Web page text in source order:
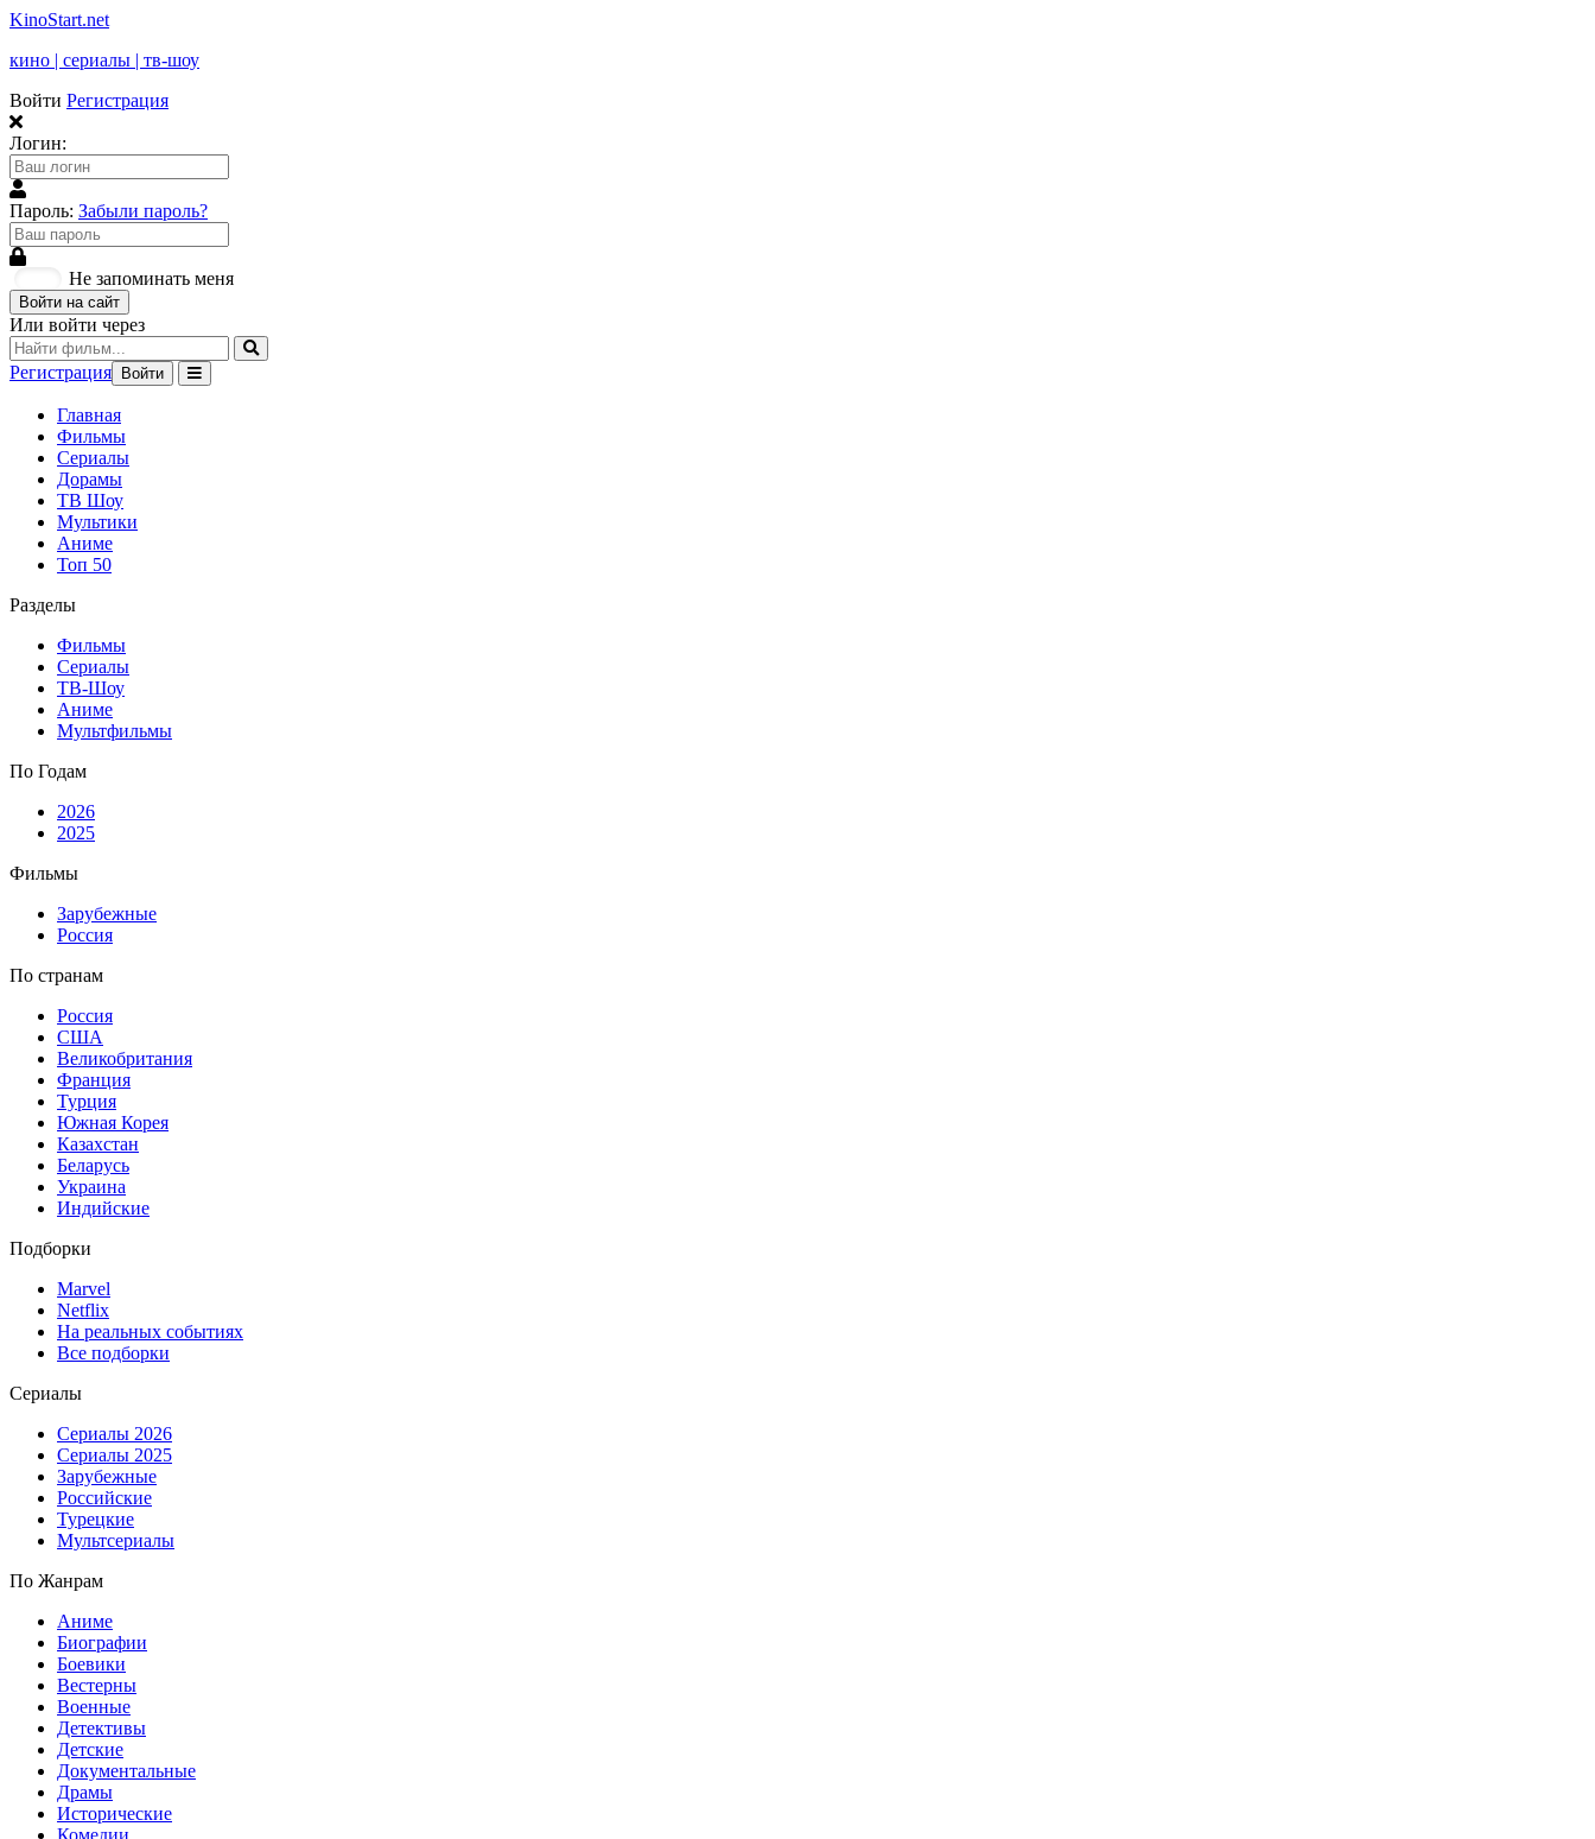
KinoStart.net
кино | сериалы | тв-шоу
Войти Регистрация
Логин:
Пароль: Забыли пароль?
Не запоминать меня
Войти на сайт
Или войти через
Регистрация Войти
Главная
Фильмы
Сериалы
Дорамы
ТВ Шоу
Мультики
Аниме
Топ 50
Разделы
Фильмы
Сериалы
ТВ-Шоу
Аниме
Мультфильмы
По Годам
2026
2025
Фильмы
Зарубежные
Россия
По странам
Россия
США
Великобритания
Франция
Турция
Южная Корея
Казахстан
Беларусь
Украина
Индийские
Подборки
Marvel
Netflix
На реальных событиях
Все подборки
Сериалы
Сериалы 2026
Сериалы 2025
Зарубежные
Российские
Турецкие
Мультсериалы
По Жанрам
Аниме
Биографии
Боевики
Вестерны
Военные
Детективы
Детские
Документальные
Драмы
Исторические
Комедии